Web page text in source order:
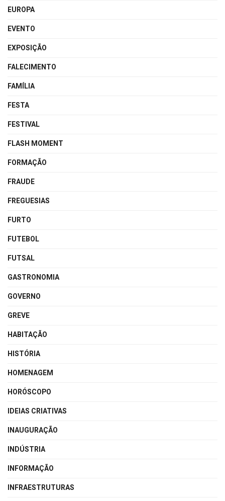
EUROPA
EVENTO
EXPOSIÇÃO
FALECIMENTO
FAMÍLIA
FESTA
FESTIVAL
FLASH MOMENT
FORMAÇÃO
FRAUDE
FREGUESIAS
FURTO
FUTEBOL
FUTSAL
GASTRONOMIA
GOVERNO
GREVE
HABITAÇÃO
HISTÓRIA
HOMENAGEM
HORÓSCOPO
IDEIAS CRIATIVAS
INAUGURAÇÃO
INDÚSTRIA
INFORMAÇÃO
INFRAESTRUTURAS